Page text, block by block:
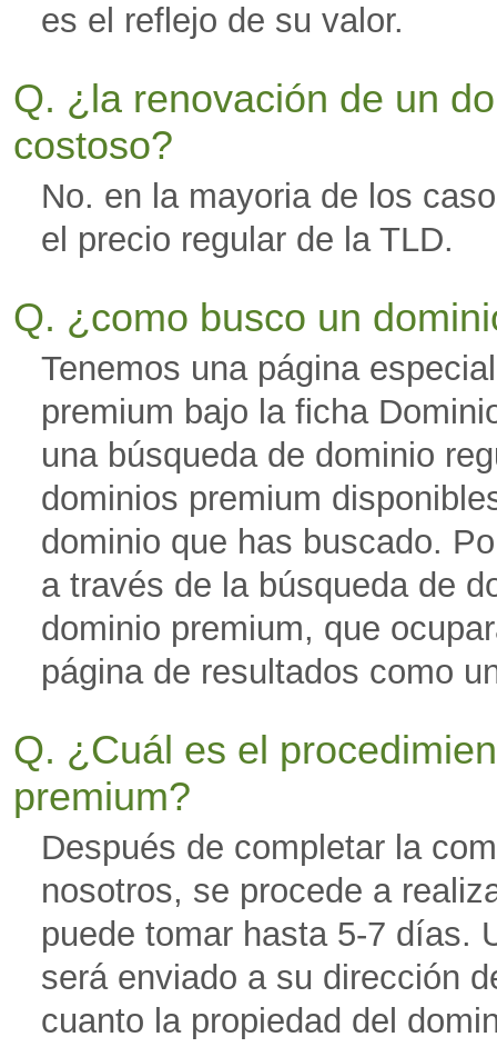
es el reflejo de su valor.
Q. ¿la renovación de un
costoso?
No. en la mayoria de los
el precio regular de la TLD.
Q. ¿como busco un
Tenemos una página
premium bajo la ficha
una búsqueda de dominio
dominios premium
dominio que has buscado.
a través de la búsqueda de
dominio premium, que
página de resultados como
Q. ¿Cuál es el
premium?
Después de completar la
nosotros, se procede a
puede tomar hasta 5-7 días.
será enviado a su dirección
cuanto la propiedad del